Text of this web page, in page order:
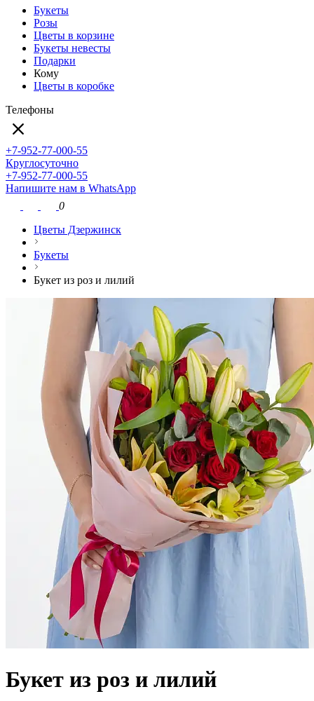
Букеты
Розы
Цветы в корзине
Букеты невесты
Подарки
Кому
Цветы в коробке
Телефоны
+7-952-77-000-55
Круглосуточно
+7-952-77-000-55
Напишите нам в WhatsApp
0
Цветы Дзержинск
Букеты
Букет из роз и лилий
Букет из роз и лилий